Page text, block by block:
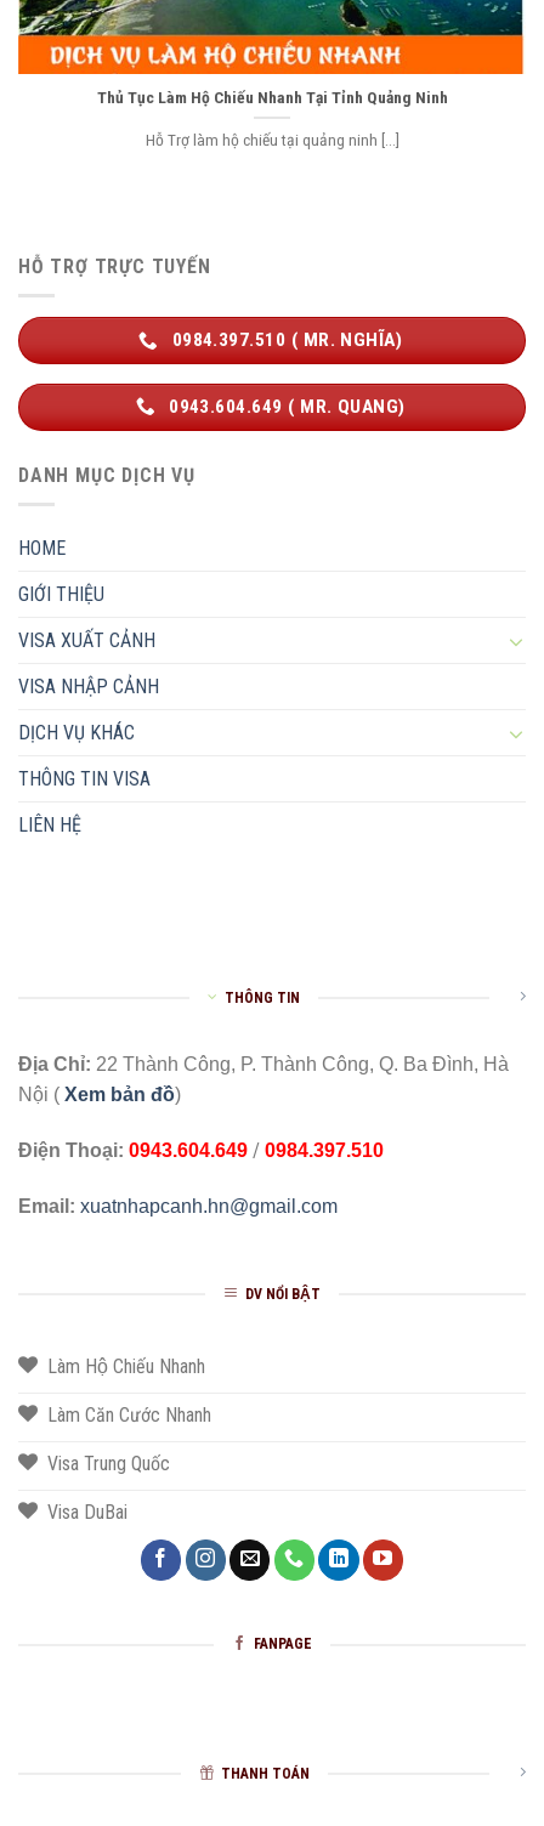
Thủ Tục Làm Hộ Chiếu Nhanh Tại Tỉnh Quảng Ninh
Hỗ Trợ làm hộ chiếu tại quảng ninh [...]
HỖ TRỢ TRỰC TUYẾN
0984.397.510 ( MR. NGHĨA)
0943.604.649 ( MR. QUANG)
DANH MỤC DỊCH VỤ
HOME
GIỚI THIỆU
VISA XUẤT CẢNH
VISA NHẬP CẢNH
DỊCH VỤ KHÁC
THÔNG TIN VISA
LIÊN HỆ
THÔNG TIN
Địa Chỉ: 22 Thành Công, P. Thành Công, Q. Ba Đình, Hà
Nội ( Xem bản đồ)
Điện Thoại: 0943.604.649 / 0984.397.510
Email: xuatnhapcanh.hn@gmail.com
DV NỔI BẬT
Làm Hộ Chiếu Nhanh
Làm Căn Cước Nhanh
Visa Trung Quốc
Visa DuBai
FANPAGE
THANH TOÁN